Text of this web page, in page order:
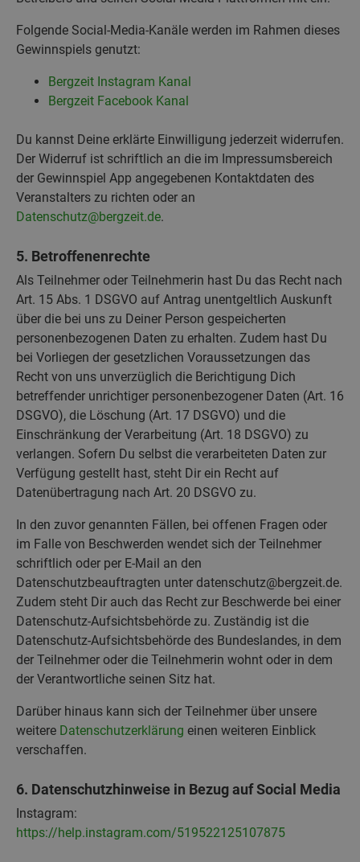
Folgende Social-Media-Kanäle werden im Rahmen dieses
Gewinnspiels genutzt:
Bergzeit Instagram Kanal
Bergzeit Facebook Kanal
Du kannst Deine erklärte Einwilligung jederzeit widerrufen.
Der Widerruf ist schriftlich an die im Impressumsbereich
der Gewinnspiel App angegebenen Kontaktdaten des
Veranstalters zu richten oder an
Datenschutz@bergzeit.de.
5. Betroffenenrechte
Als Teilnehmer oder Teilnehmerin hast Du das Recht nach
Art. 15 Abs. 1 DSGVO auf Antrag unentgeltlich Auskunft
über die bei uns zu Deiner Person gespeicherten
personenbezogenen Daten zu erhalten. Zudem hast Du
bei Vorliegen der gesetzlichen Voraussetzungen das
Recht von uns unverzüglich die Berichtigung Dich
betreffender unrichtiger personenbezogener Daten (Art. 16
DSGVO), die Löschung (Art. 17 DSGVO) und die
Einschränkung der Verarbeitung (Art. 18 DSGVO) zu
verlangen. Sofern Du selbst die verarbeiteten Daten zur
Verfügung gestellt hast, steht Dir ein Recht auf
Datenübertragung nach Art. 20 DSGVO zu.
In den zuvor genannten Fällen, bei offenen Fragen oder
im Falle von Beschwerden wendet sich der Teilnehmer
schriftlich oder per E-Mail an den
Datenschutzbeauftragten unter datenschutz@bergzeit.de.
Zudem steht Dir auch das Recht zur Beschwerde bei einer
Datenschutz-Aufsichtsbehörde zu. Zuständig ist die
Datenschutz-Aufsichtsbehörde des Bundeslandes, in dem
der Teilnehmer oder die Teilnehmerin wohnt oder in dem
der Verantwortliche seinen Sitz hat.
Darüber hinaus kann sich der Teilnehmer über unsere
weitere Datenschutzerklärung einen weiteren Einblick
verschaffen.
6. Datenschutzhinweise in Bezug auf Social Media
Instagram:
https://help.instagram.com/519522125107875